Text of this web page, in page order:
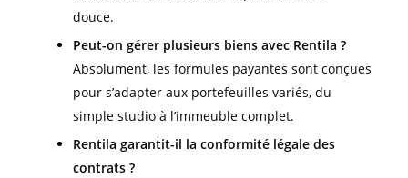
douce.
Peut-on gérer plusieurs biens avec Rentila ?
Absolument, les formules payantes sont conçues
pour s’adapter aux portefeuilles variés, du
simple studio à l’immeuble complet.
Rentila garantit-il la conformité légale des
contrats ?